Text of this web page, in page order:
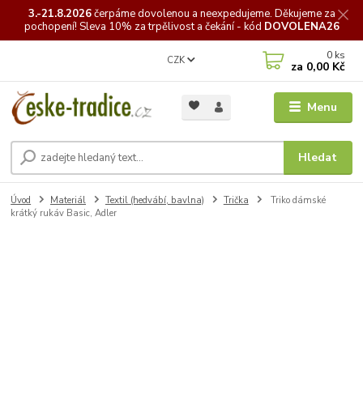
3.-21.8.2026čerpámedovolenou a neexpedujeme. Děkujeme za
pochopení! Sleva 10% za trpělivost a čekání - kód DOVOLENA26
Menu
CZK
Hledat
0 ks
za 0,00 Kč
Úvod Materiál Textil (hedvábí, bavlna) Trička
Triko dámské
krátký rukáv Basic, Adler